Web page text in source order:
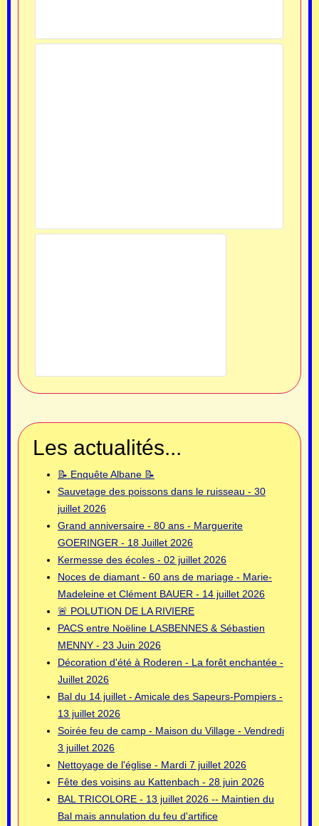
Les actualités...
📝 Enquête Albane 📝
Sauvetage des poissons dans le ruisseau - 30
juillet 2026
Grand anniversaire - 80 ans - Marguerite
GOERINGER - 18 Juillet 2026
Kermesse des écoles - 02 juillet 2026
Noces de diamant - 60 ans de mariage - Marie-
Madeleine et Clément BAUER - 14 juillet 2026
🚨 POLUTION DE LA RIVIERE
PACS entre Noëline LASBENNES & Sébastien
MENNY - 23 Juin 2026
Décoration d'été à Roderen - La forêt enchantée -
Juillet 2026
Bal du 14 juillet - Amicale des Sapeurs-Pompiers -
13 juillet 2026
Soirée feu de camp - Maison du Village - Vendredi
3 juillet 2026
Nettoyage de l'église - Mardi 7 juillet 2026
Fête des voisins au Kattenbach - 28 juin 2026
BAL TRICOLORE - 13 juillet 2026 -- Maintien du
Bal mais annulation du feu d'artifice